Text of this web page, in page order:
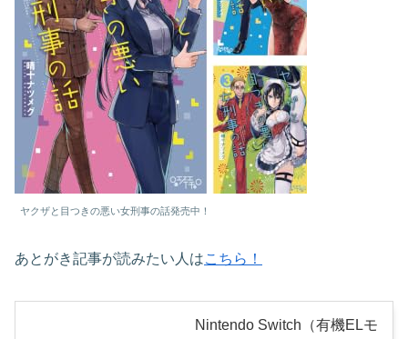
ヤクザと目つきの悪い女刑事の話発売中！
あとがき記事が読みたい人はこちら！
Nintendo Switch（有機ELモ